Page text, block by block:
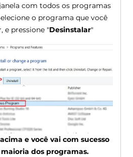
com todos os programas
o programa que você
e pressione "Desinstalar"
e você vai com sucesso
dos programas.